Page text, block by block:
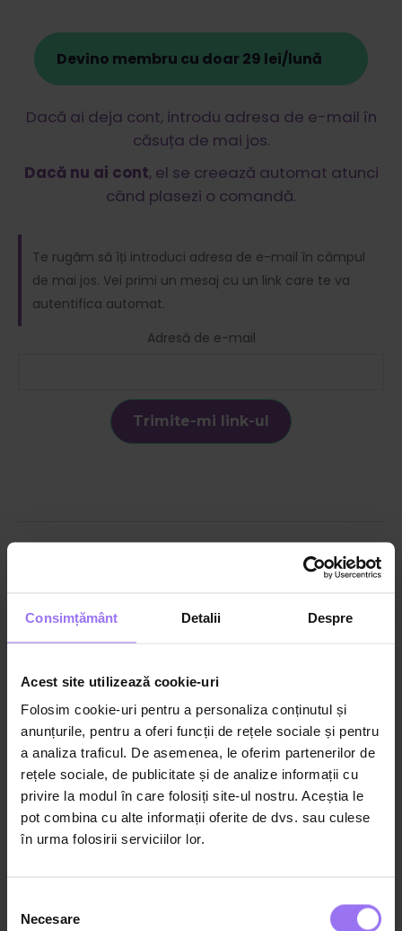
Consimțământ Detalii Despre
Acest site utilizează cookie-uri
Folosim cookie-uri pentru a personaliza conținutul și
anunțurile, pentru a oferi funcții de rețele sociale și pentru
a analiza traficul. De asemenea, le oferim partenerilor de
rețele sociale, de publicitate și de analize informații cu
privire la modul în care folosiți site-ul nostru. Aceștia le
pot combina cu alte informații oferite de dvs. sau culese
în urma folosirii serviciilor lor.
consimțământului
Necesare
Devino membru cu doar 29 lei/lună
Dacă ai deja cont, introdu adresa de e-mail în
căsuța de mai jos.
Dacă nu ai cont, el se creează automat atunci
când plasezi o comandă.
Te rugăm să îți introduci adresa de e-mail în câmpul
de mai jos. Vei primi un mesaj cu un link care te va
autentifica automat.
Adresă de e-mail
Categorii:Bunăstarea părintelui Intimitatea cuplului
Cum ți s-a părut acest
conținut?
Lasă o recenzie
Trebuie să fii autentificat/ă ca să poți lăsa o recenzie.